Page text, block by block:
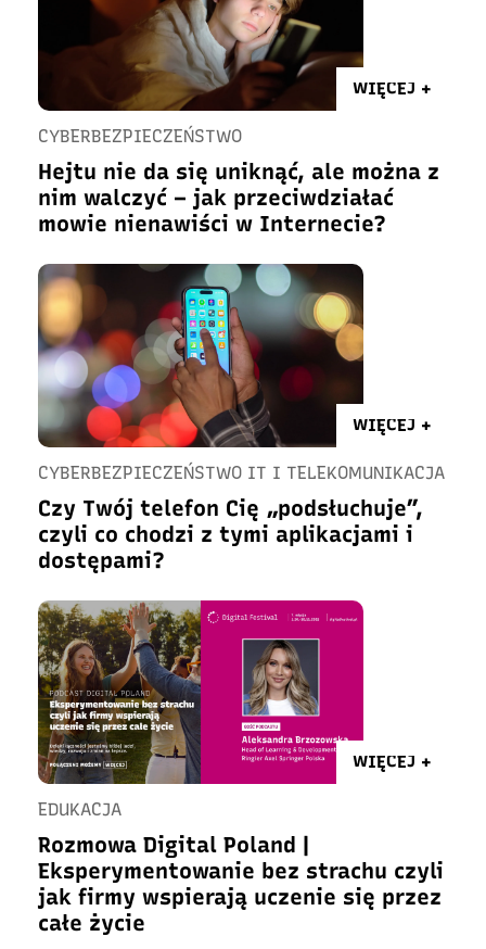
WIĘCEJ +
CYBERBEZPIECZEŃSTWO
Hejtu nie da się uniknąć, ale można z
nim walczyć – jak przeciwdziałać
mowie nienawiści w Internecie?
WIĘCEJ +
CYBERBEZPIECZEŃSTWO IT I TELEKOMUNIKACJA
Czy Twój telefon Cię „podsłuchuje”,
czyli co chodzi z tymi aplikacjami i
dostępami?
WIĘCEJ +
EDUKACJA
Rozmowa Digital Poland |
Eksperymentowanie bez strachu czyli
jak firmy wspierają uczenie się przez
całe życie